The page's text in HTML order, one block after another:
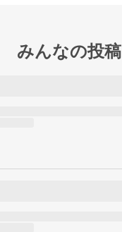
みんなの投稿